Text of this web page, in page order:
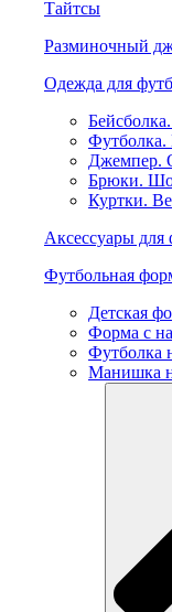
Тайтсы
Разминочный
Одежда для
Джемпер.
Брюки.
Куртки.
Аксессуары для
Футбольная
Детская
Форма с
Футболка
Манишка